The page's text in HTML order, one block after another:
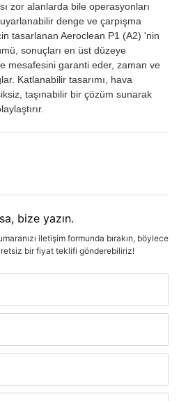
zor alanlarda bile operasyonları
denge ve çarpışma
tasarlanan Aeroclean P1 (A2) 'nin
sonuçları en üst düzeye
mesafesini garanti eder, zaman ve
Katlanabilir tasarımı, hava
taşınabilir bir çözüm sunarak
bize yazın.
iletişim formunda bırakın, böylece
bir fiyat teklifi gönderebiliriz!